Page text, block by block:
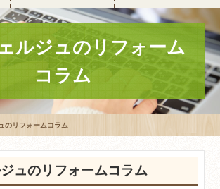
ルジュのリフォーム
コラム
のリフォームコラム
ュのリフォームコラム